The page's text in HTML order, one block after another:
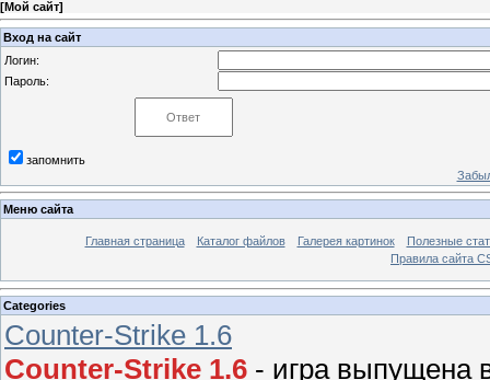
[Мой сайт]
Вход на сайт
Логин:
Пароль:
запомнить
Меню сайта
Главная страница Каталог файлов Галерея картинок
Полезные
Правила сайта
Categories
Counter-Strike 1.6
Counter-Strike 1.6 - игра выпущена